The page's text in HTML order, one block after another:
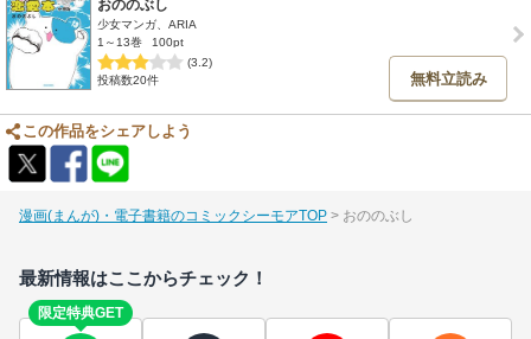
おののぶし
少女マンガ、ARIA
1～13巻
100pt
(3.2)
投稿数20件
無料立読み
この作品をシェアしよう
漫画(まんが)・電子書籍のコミックシーモアTOP おののぶし
最新情報はここからチェック！
限定特典GET